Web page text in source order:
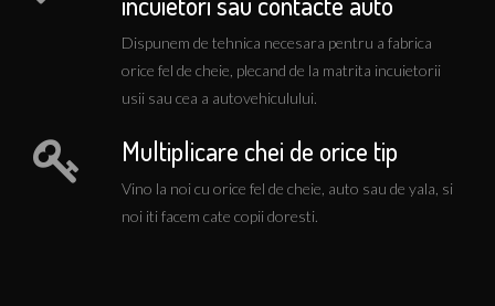
O usa blocata inseamna ca problema este critica pentru
dumneavoastra. Va putem oferi solutii imediate,
programul de functionare in regim de urgente fiind 24
Dispunem de tehnica necesara pentru a fabrica
orice fel de cheie, plecand de la matrita incuietorii
usii sau cea a autovehiculului.
Multiplicare chei de orice tip
Vino la noi cu orice fel de cheie, auto sau de yala, si
noi iti facem cate copii doresti.